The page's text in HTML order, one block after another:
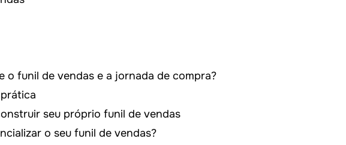
o funil de vendas e a jornada de compra?
seu próprio funil de vendas
o seu funil de vendas?